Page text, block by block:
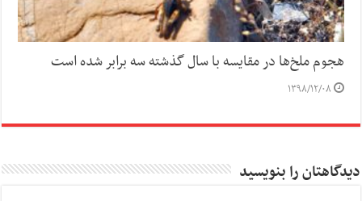
هجوم ملخ‌ها در مقایسه با سال گذشته سه برابر شده است
۱۳۹۸/۱۲/۰۸
دیدگاهتان را بنویسید